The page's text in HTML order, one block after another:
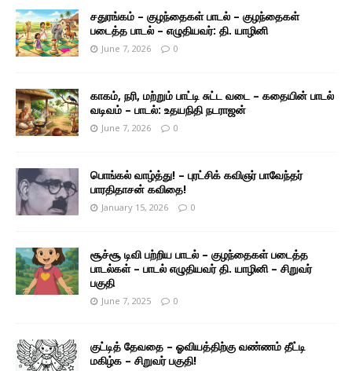
சதுரங்கம் – குழந்தைகள் பாடல் – குழந்தைகள்
படைத்த பாடல் – எழுதியவர்: தி. யாழினி
June 7, 2026 0
காகம், நரி, மற்றும் பாட்டி சுட்ட வடை – கதையின் பாடல்
வடிவம் – பாடல்: உதயநிதி நடராஜன்
June 7, 2026 0
பொங்கல் வாழ்த்து! – புரட்சிக் கவிஞர் பாவேந்தர்
பாரதிதாசன் கவிதை!
January 15, 2026 0
சூச்சூ டிவி பற்றிய பாடல் – குழந்தைகள் படைத்த
பாடல்கள் – பாடல் எழுதியவர் தி. யாழினி – சிறுவர்
பகுதி
June 7, 2025 0
குட்டித் தேவதை – ஓவியத்திற்கு வண்ணம் தீட்டி
மகிழ்க – சிறுவர் பகுதி!